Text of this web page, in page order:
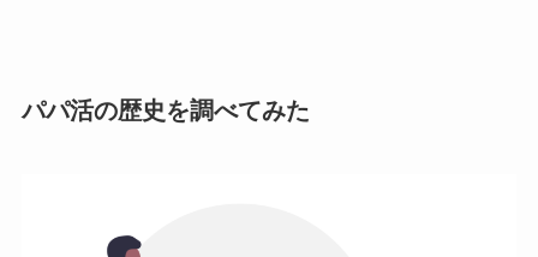
パパ活の歴史を調べてみた